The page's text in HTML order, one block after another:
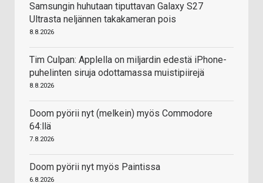
Samsungin huhutaan tiputtavan Galaxy S27
Ultrasta neljännen takakameran pois
8.8.2026
Tim Culpan: Applella on miljardin edestä iPhone-
puhelinten siruja odottamassa muistipiirejä
8.8.2026
Doom pyörii nyt (melkein) myös Commodore
64:llä
7.8.2026
Doom pyörii nyt myös Paintissa
6.8.2026